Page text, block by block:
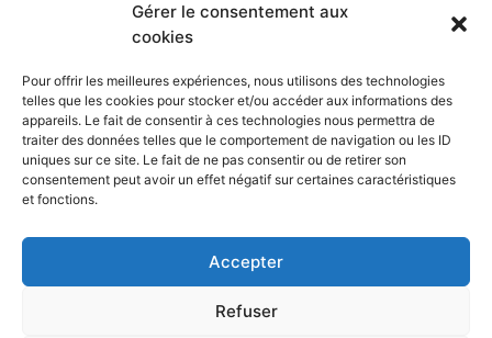
Gérer le consentement aux
cookies
Pour offrir les meilleures expériences, nous utilisons des technologies
telles que les cookies pour stocker et/ou accéder aux informations des
appareils. Le fait de consentir à ces technologies nous permettra de
traiter des données telles que le comportement de navigation ou les ID
uniques sur ce site. Le fait de ne pas consentir ou de retirer son
consentement peut avoir un effet négatif sur certaines caractéristiques
et fonctions.
Accepter
Refuser
Assurance ZEN
Confidentialité et Données
Conditions Générales de Vente